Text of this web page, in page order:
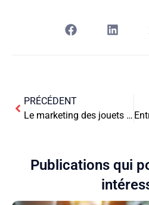
PRÉCÉDENT
Le marketing des jouets Montessori : défis et opportunités à saisir
Publications qui